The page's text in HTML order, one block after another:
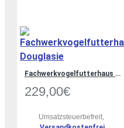
Fachwerkvogelfutterhaus Douglasie
229,00€
Umsatzsteuerbefreit,